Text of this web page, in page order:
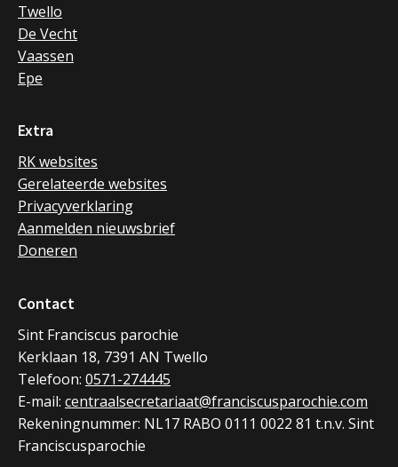
Twello
De Vecht
Vaassen
Epe
Extra
RK websites
Gerelateerde websites
Privacyverklaring
Aanmelden nieuwsbrief
Doneren
Contact
Sint Franciscus parochie
Kerklaan 18, 7391 AN Twello
Telefoon: 0571-274445
E-mail: centraalsecretariaat@franciscusparochie.com
Rekeningnummer: NL17 RABO 0111 0022 81 t.n.v. Sint
Franciscusparochie